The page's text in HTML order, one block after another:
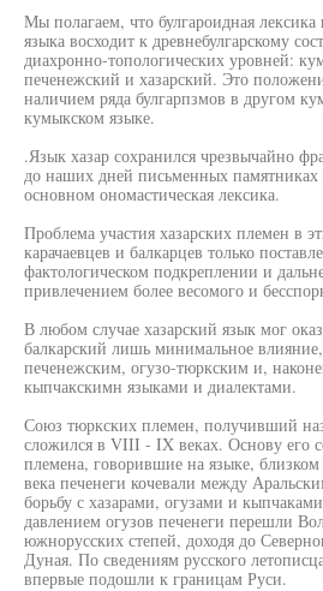
Мы полагаем, что булгароидная лексика
языка восходит к древнебулгарскому
диахронно-топологических уровней:
печенежский и хазарский. Это
наличием ряда булгарпзмов в другом
кумыкском языке.
.Язык хазар сохранился чрезвычайно
до наших дней письменных памятниках
основном ономастическая лексика.
Проблема участия хазарских племен в
карачаевцев и балкарцев только
фактологическом подкреплении и
привлечением более весомого и
В любом случае хазарский язык мог
балкарский лишь минимальное
печенежским, огузо-тюркским и,
кыпчакскимн языками и диалектами.
Союз тюркских племен, получивший
сложился в VIII - IX веках. Основу его
племена, говорившие на языке,
века печенеги кочевали между
борьбу с хазарами, огузами и
давлением огузов печенеги перешли
южнорусских степей, доходя до
Дуная. По сведениям русского
впервые подошли к границам Руси.